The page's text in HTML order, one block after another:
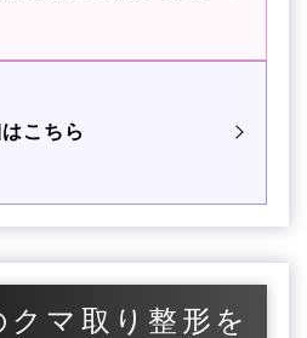
こちら
クマ取り整形を